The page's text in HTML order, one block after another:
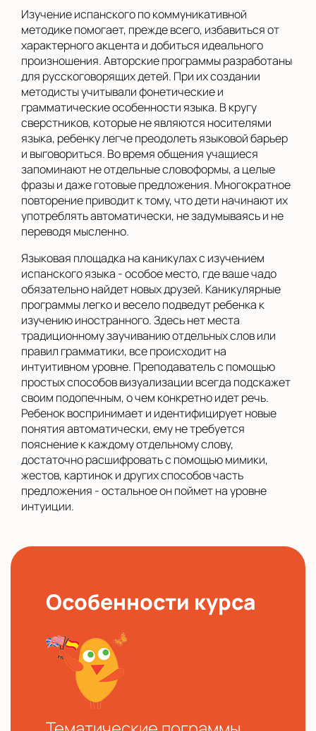
Изучение испанского по коммуникативной
методике помогает, прежде всего, избавиться от
характерного акцента и добиться идеального
произношения. Авторские программы разработаны
для русскоговорящих детей. При их создании
методисты учитывали фонетические и
грамматические особенности языка. В кругу
сверстников, которые не являются носителями
языка, ребенку легче преодолеть языковой барьер
и выговориться. Во время общения учащиеся
запоминают не отдельные словоформы, а целые
фразы и даже готовые предложения. Многократное
повторение приводит к тому, что дети начинают их
употреблять автоматически, не задумываясь и не
переводя мысленно.
Языковая площадка на каникулах с изучением
испанского языка - особое место, где ваше чадо
обязательно найдет новых друзей. Каникулярные
программы легко и весело подведут ребенка к
изучению иностранного. Здесь нет места
традиционному заучиванию отдельных слов или
правил грамматики, все происходит на
интуитивном уровне. Преподаватель с помощью
простых способов визуализации всегда подскажет
своим подопечным, о чем конкретно идет речь.
Ребенок воспринимает и идентифицирует новые
понятия автоматически, ему не требуется
пояснение к каждому отдельному слову,
достаточно расшифровать с помощью мимики,
жестов, картинок и других способов часть
предложения - остальное он поймет на уровне
интуиции.
Особенности курса